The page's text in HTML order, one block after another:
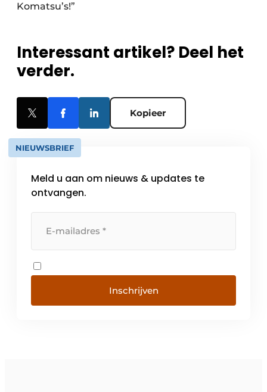
Komatsu’s!”
Interessant artikel? Deel het
verder.
Kopieer
NIEUWSBRIEF
Meld u aan om nieuws & updates te
ontvangen.
Inschrijven